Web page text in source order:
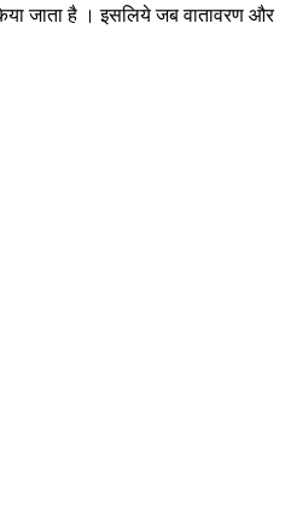
जाता है । इसलिये जब वातावरण और